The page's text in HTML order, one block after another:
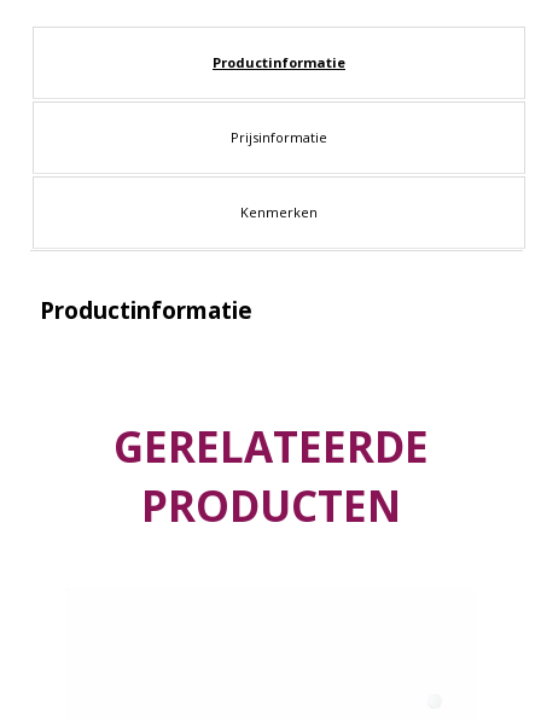
Productinformatie
Prijsinformatie
Kenmerken
Productinformatie
GERELATEERDE
PRODUCTEN